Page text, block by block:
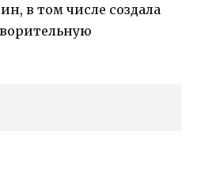
в том числе создала